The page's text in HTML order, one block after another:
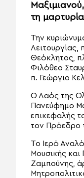
τη
Την
Λειτουργίας,
Θεόκλητος,
Φιλόθεο
π. Γεώργιο
Ο Λαός της
Πανεύφημο
επικεφαλής
τον Πρόεδρο
Το Ιερό
Μουσικής
Ζαμπούνης,